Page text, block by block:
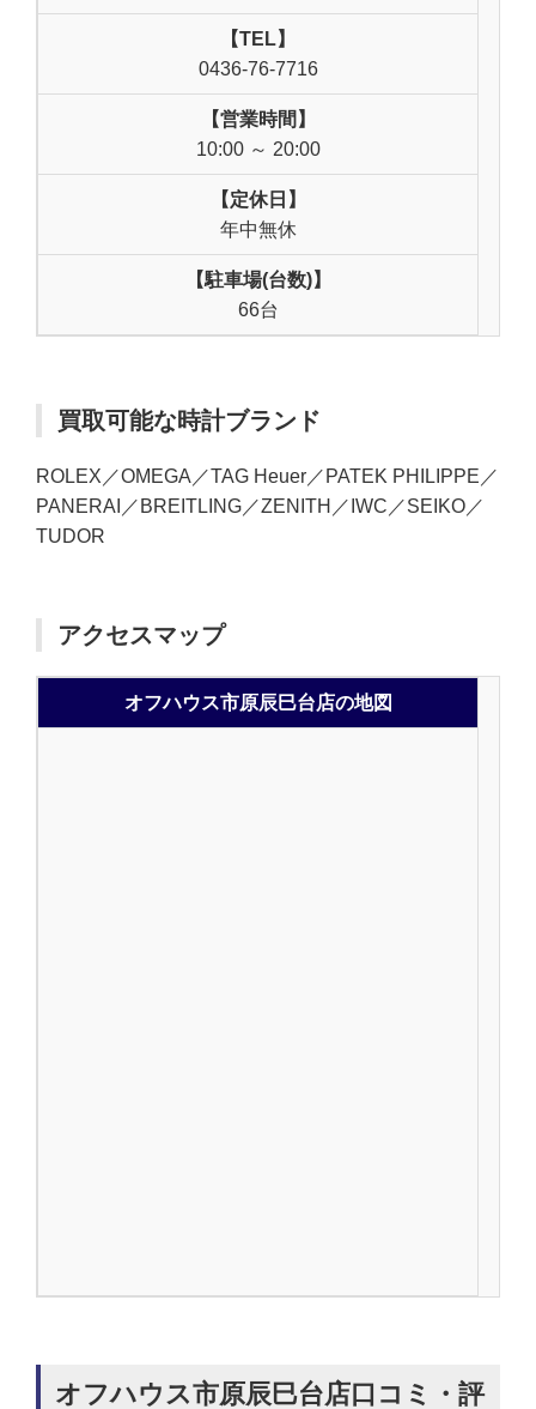
【TEL】
0436-76-7716
【営業時間】
10:00 ～ 20:00
【定休日】
年中無休
【駐車場(台数)】
66台
買取可能な時計ブランド
ROLEX／OMEGA／TAG Heuer／PATEK PHILIPPE／
PANERAI／BREITLING／ZENITH／IWC／SEIKO／
TUDOR
アクセスマップ
オフハウス市原辰巳台店の地図
オフハウス市原辰巳台店口コミ・評